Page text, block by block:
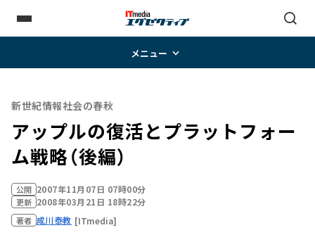
メニュー
新世紀情報社会の春秋
アップルの復活とプラットフォー
ム戦略（後編）
公開 2007年11月07日 07時00分
更新 2008年03月21日 18時22分
著者 成川泰教 [ITmedia]